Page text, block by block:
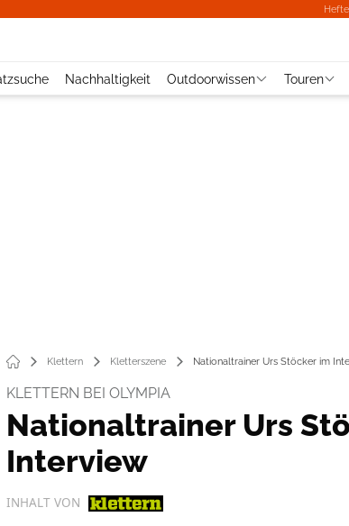
Hefte
Nachhaltigkeit Outdoorwissen Touren
Klettern Kletterszene Nationaltrainer Urs Stöcker im
KLETTERN BEI OLYMPIA
Nationaltrainer Urs
Interview
INHALT VON